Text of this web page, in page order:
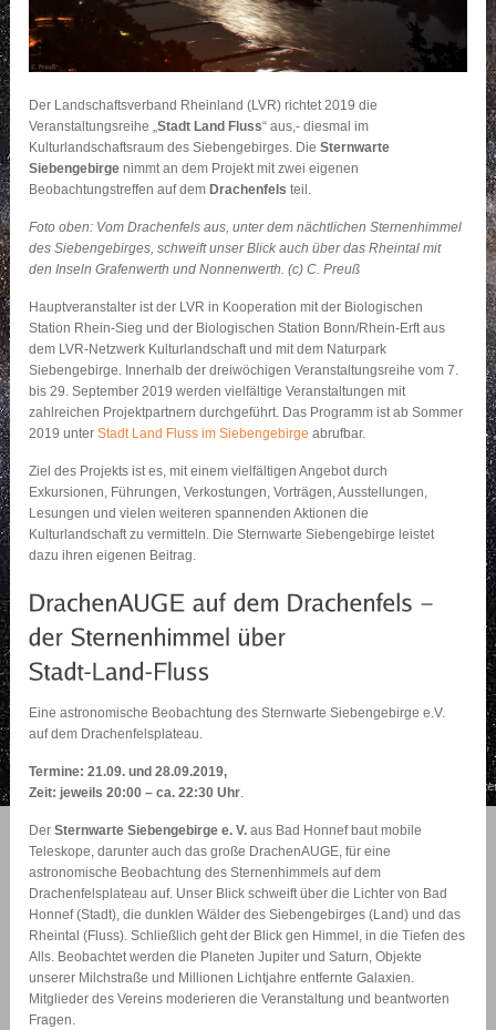
Der Landschaftsverband Rheinland (LVR) richtet 2019 die
Veranstaltungsreihe „Stadt Land Fluss“ aus,- diesmal im
Kulturlandschaftsraum des Siebengebirges. DieSternwarte
Siebengebirgenimmt an dem Projekt mit zwei eigenen
Beobachtungstreffen auf dem Drachenfels teil.
Foto oben: Vom Drachenfels aus, unter dem nächtlichen Sternenhimmel
des Siebengebirges, schweift unser Blick auch über das Rheintal mit
den Inseln Grafenwerth und Nonnenwerth. (c) C. Preuß
Hauptveranstalter ist der LVR in Kooperation mit der Biologischen
Station Rhein-Sieg und der Biologischen Station Bonn/Rhein-Erft aus
dem LVR-Netzwerk Kulturlandschaft und mit dem Naturpark
Siebengebirge. Innerhalb der dreiwöchigen Veranstaltungsreihe vom 7.
bis 29. September 2019 werden vielfältige Veranstaltungen mit
zahlreichen Projektpartnern durchgeführt. Das Programm ist ab Sommer
2019 unterStadt Land Fluss im Siebengebirge abrufbar.
Ziel des Projekts ist es, mit einem vielfältigen Angebot durch
Exkursionen, Führungen, Verkostungen, Vorträgen, Ausstellungen,
Lesungen und vielen weiteren spannenden Aktionen die
Kulturlandschaft zu vermitteln. Die Sternwarte Siebengebirge leistet
dazu ihren eigenen Beitrag.
Eine astronomische Beobachtung des Sternwarte Siebengebirge e.V.
auf dem Drachenfelsplateau.
Termine: 21.09. und 28.09.2019,
Zeit: jeweils 20:00 – ca. 22:30 Uhr.
DerSternwarte Siebengebirge e. V. aus Bad Honnef baut mobile
Teleskope, darunter auch das große DrachenAUGE, für eine
astronomische Beobachtung des Sternenhimmels auf dem
Drachenfelsplateau auf. Unser Blick schweift über die Lichter von Bad
Honnef (Stadt), die dunklen Wälder des Siebengebirges (Land) und das
Rheintal (Fluss). Schließlich geht der Blick gen Himmel, in die Tiefen des
Alls. Beobachtet werden die Planeten Jupiter und Saturn, Objekte
unserer Milchstraße und Millionen Lichtjahre entfernte Galaxien.
Mitglieder des Vereins moderieren die Veranstaltung und beantworten
Fragen.